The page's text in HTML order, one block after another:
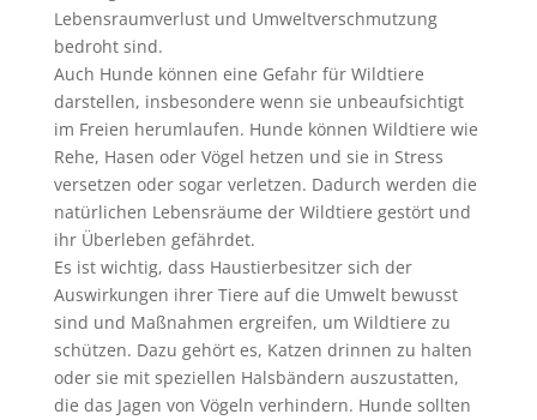
Lebensraumverlust und Umweltverschmutzung
bedroht sind.
Auch Hunde können eine Gefahr für Wildtiere
darstellen, insbesondere wenn sie unbeaufsichtigt
im Freien herumlaufen. Hunde können Wildtiere wie
Rehe, Hasen oder Vögel hetzen und sie in Stress
versetzen oder sogar verletzen. Dadurch werden die
natürlichen Lebensräume der Wildtiere gestört und
ihr Überleben gefährdet.
Es ist wichtig, dass Haustierbesitzer sich der
Auswirkungen ihrer Tiere auf die Umwelt bewusst
sind und Maßnahmen ergreifen, um Wildtiere zu
schützen. Dazu gehört es, Katzen drinnen zu halten
oder sie mit speziellen Halsbändern auszustatten,
die das Jagen von Vögeln verhindern. Hunde sollten